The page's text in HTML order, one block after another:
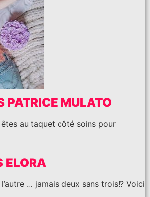
PATRICE MULATO
au taquet côté soins pour
ELORA
… jamais deux sans trois!? Voici